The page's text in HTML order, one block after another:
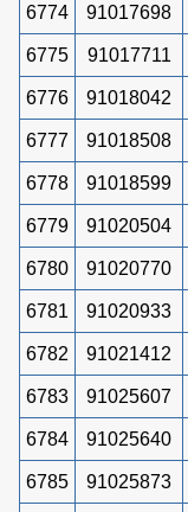
6774 91017698
6775 91017711
6776 91018042
6777 91018508
6778 91018599
6779 91020504
6780 91020770
6781 91020933
6782 91021412
6783 91025607
6784 91025640
6785 91025873